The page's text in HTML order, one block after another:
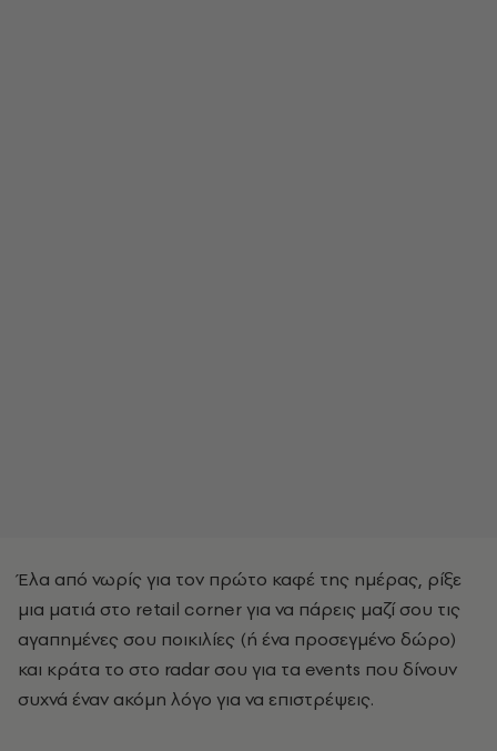
Έλα από νωρίς για τον πρώτο καφέ της ημέρας, ρίξε
μια ματιά στο retail corner για να πάρεις μαζί σου τις
αγαπημένες σου ποικιλίες (ή ένα προσεγμένο δώρο)
και κράτα το στο radar σου για τα events που δίνουν
συχνά έναν ακόμη λόγο για να επιστρέψεις.